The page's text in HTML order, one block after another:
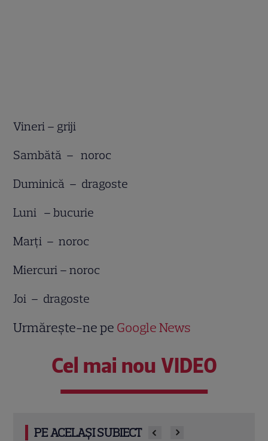
Vineri – griji
Sambătă – noroc
Duminică – dragoste
Luni – bucurie
Marţi – noroc
Miercuri – noroc
Joi – dragoste
Urmărește-ne pe Google News
Cel mai nou VIDEO
PE ACELAȘI SUBIECT